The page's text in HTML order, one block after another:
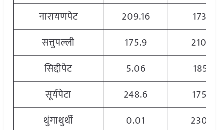
नारायणपेट
209.16
1736
सत्तुपल्ली
175.9
2100
सिद्दीपेट
5.06
1851
सूर्यपेटा
248.6
1759
थुंगाथुर्थी
0.01
2300